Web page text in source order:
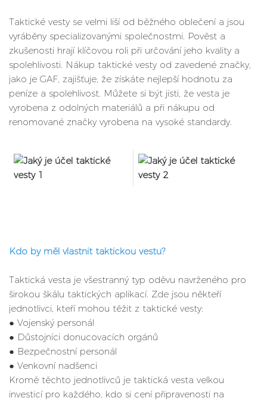
Taktické vesty se velmi liší od běžného oblečení a jsou
vyráběny specializovanými společnostmi. Pověst a
zkušenosti hrají klíčovou roli při určování jeho kvality a
spolehlivosti. Nákup taktické vesty od zavedené značky,
jako je GAF, zajišťuje, že získáte nejlepší hodnotu za
peníze a spolehlivost. Můžete si být jisti, že vesta je
vyrobena z odolných materiálů a při nákupu od
renomované značky vyrobena na vysoké standardy.
Kdo by měl vlastnit taktickou vestu?
Taktická vesta je všestranný typ oděvu navrženého pro
širokou škálu taktických aplikací. Zde jsou někteří
jednotlivci, kteří mohou těžit z taktické vesty:
● Vojenský personál
● Důstojníci donucovacích orgánů
● Bezpečnostní personál
● Venkovní nadšenci
Kromě těchto jednotlivců je taktická vesta velkou
investicí pro každého, kdo si cení připravenosti na